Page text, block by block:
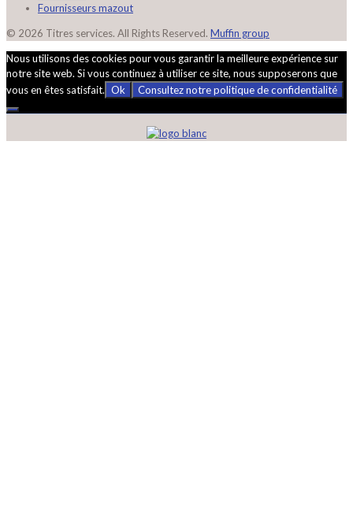
Fournisseurs mazout
© 2026 Titres services. All Rights Reserved. Muffin group
Nous utilisons des cookies pour vous garantir la meilleure expérience sur
notre site web. Si vous continuez à utiliser ce site, nous supposerons que
vous en êtes satisfait. Ok Consultez notre politique de confidentialité